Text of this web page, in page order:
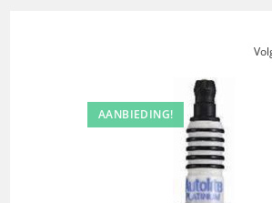
AANBIEDING!